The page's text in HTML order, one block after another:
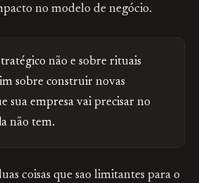
no modelo de negócio.
não e sobre rituais
sobre construir novas
sua empresa vai precisar no
não tem.
coisas que sao limitantes para o